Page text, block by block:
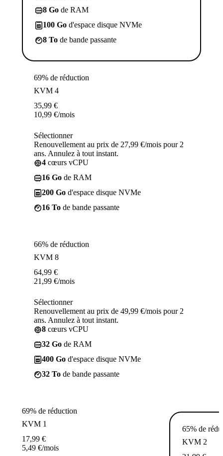
8 Go de RAM
100 Go d'espace disque NVMe
8 To de bande passante
69% de réduction
KVM 4
35,99 €
10,99 €/mois
Sélectionner
Renouvellement au prix de 27,99 €/mois pour 2
ans. Annulez à tout instant.
4 cœurs vCPU
16 Go de RAM
200 Go d'espace disque NVMe
16 To de bande passante
66% de réduction
KVM 8
64,99 €
21,99 €/mois
Sélectionner
Renouvellement au prix de 49,99 €/mois pour 2
ans. Annulez à tout instant.
8 cœurs vCPU
32 Go de RAM
400 Go d'espace disque NVMe
32 To de bande passante
69% de réduction
KVM 1
17,99 €
5,49 €/mois
65% de
KVM 2